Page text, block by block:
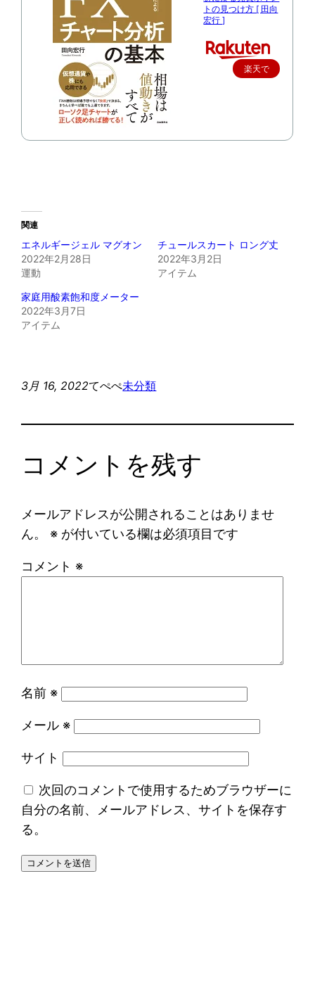
トの見つけ方 [ 田向
宏行 ]
楽天で
関連
エネルギージェル マグオン
2022年2月28日
運動
チュールスカート ロング丈
2022年3月2日
アイテム
家庭用酸素飽和度メーター
2022年3月7日
アイテム
3月 16, 2022てぺぺ未分類
コメントを残す
メールアドレスが公開されることはありませ
ん。
※ が付いている欄は必須項目です
コメント ※
名前 ※
メール ※
サイト
次回のコメントで使用するためブラウザーに
自分の名前、メールアドレス、サイトを保存す
る。